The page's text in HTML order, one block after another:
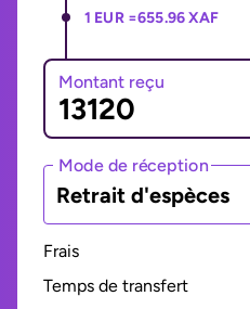
1 EUR =655.96 XAF
Montant reçu
Mode de réception
Retrait d'espèces
Frais
Temps de transfert